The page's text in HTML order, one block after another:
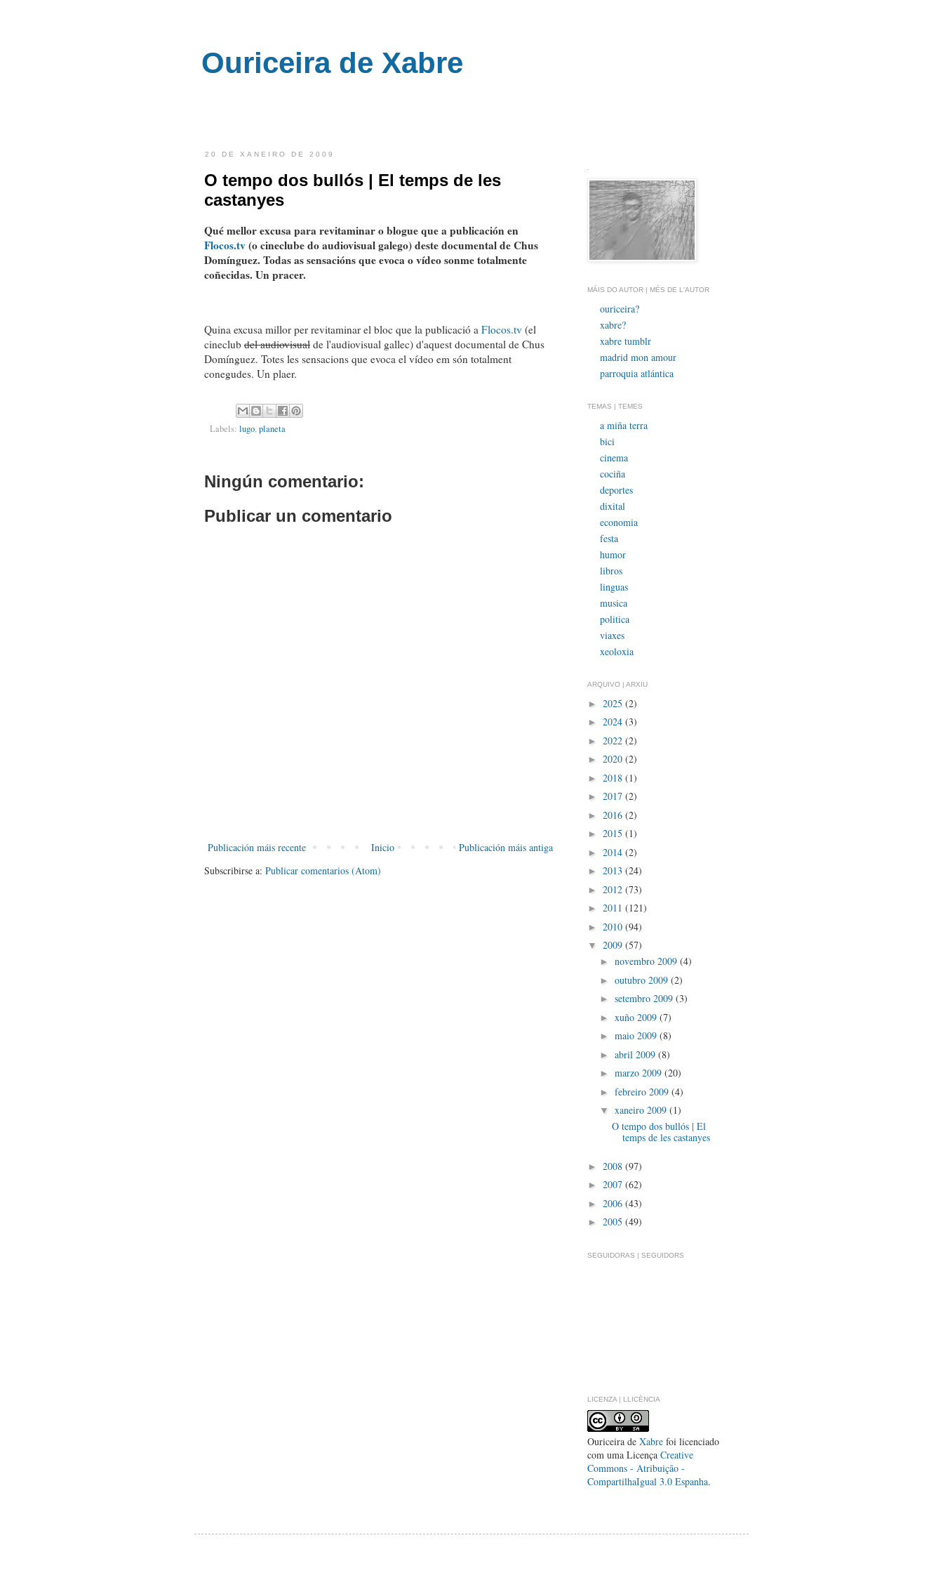
Ouriceira de Xabre
20 DE XANEIRO DE 2009
O tempo dos bullós | El temps de les
castanyes
Qué mellor excusa para revitaminar o blogue que a publicación en
Flocos.tv(o cineclube do audiovisual galego) deste documental de Chus
Domínguez. Todas as sensacións que evoca o vídeo sonme totalmente
coñecidas. Un pracer.
Quina excusa millor per revitaminar el bloc que la publicació a Flocos.tv (el
cineclub del audiovisual de l'audiovisual gallec) d'aquest documental de Chus
Domínguez. Totes les sensacions que evoca el vídeo em són totalment
conegudes. Un plaer.
Labels: lugo,planeta
Ningún comentario:
Publicar un comentario
Publicación máis recente Publicación máis antiga
Inicio
Subscribirse a: Publicar comentarios (Atom)
MÁIS DO AUTOR | MÉS DE L'AUTOR
ouriceira?
xabre?
xabre tumblr
madrid mon amour
parroquia atlántica
TEMAS | TEMES
a miña terra
bici
cinema
cociña
deportes
dixital
economia
festa
humor
libros
linguas
musica
politica
viaxes
xeoloxia
ARQUIVO | ARXIU
► 2025 (2)
► 2024 (3)
► 2022 (2)
► 2020 (2)
► 2018 (1)
► 2017 (2)
► 2016 (2)
► 2015 (1)
► 2014 (2)
► 2013 (24)
► 2012 (73)
► 2011 (121)
► 2010 (94)
▼ 2009 (57)
► novembro 2009 (4)
► outubro 2009 (2)
► setembro 2009 (3)
► xuño 2009 (7)
► maio 2009 (8)
► abril 2009 (8)
► marzo 2009 (20)
► febreiro 2009 (4)
▼ xaneiro 2009 (1)
O tempo dos bullós | El
temps de les castanyes
► 2008 (97)
► 2007 (62)
► 2006 (43)
► 2005 (49)
SEGUIDORAS | SEGUIDORS
LICENZA | LLICÈNCIA
Ouriceira de Xabre foi licenciado
com uma Licença Creative
Commons - Atribuição -
CompartilhaIgual 3.0 Espanha.